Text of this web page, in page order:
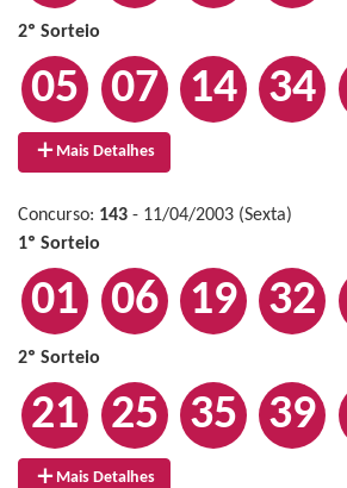
2º Sorteio
05 07 14 34
Mais Detalhes
Concurso: 143 - 11/04/2003 (Sexta)
1º Sorteio
01 06 19 32
2º Sorteio
21 25 35 39
Mais Detalhes